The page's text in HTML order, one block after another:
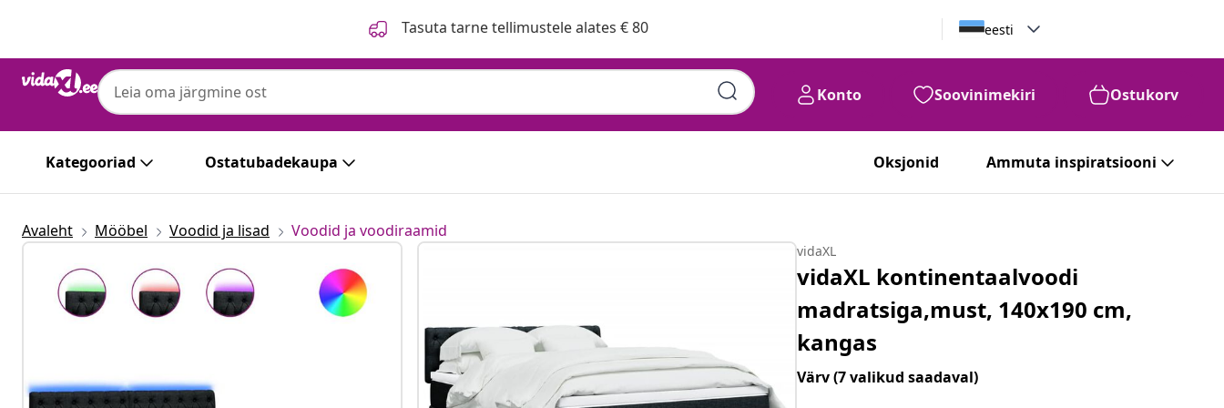
Tasuta tarne tellimustele alates € 80 eesti
Konto Soovinimekiri Ostukorv
Kategooriad Ostatubadekaupa Oksjonid Ammuta inspiratsiooni
Avaleht Mööbel Voodid ja lisad Voodid ja voodiraamid
vidaXL
vidaXL kontinentaalvoodi
madratsiga,must, 140x190 cm,
kangas
Värv(7 valikud saadaval)